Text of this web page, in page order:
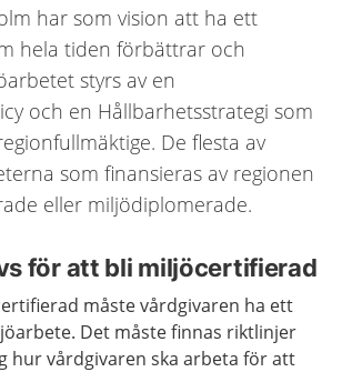
har som vision att ha ett
hela tiden förbättrar och
styrs av en
och en Hållbarhetsstrategi som
De flesta av
som finansieras av regionen
eller miljödiplomerade.
för att bli miljöcertifierad
måste vårdgivaren ha ett
Det måste finnas riktlinjer
hur vårdgivaren ska arbeta för att